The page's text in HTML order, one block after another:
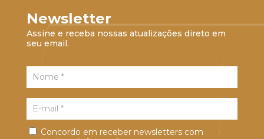
Newsletter
Assine e receba nossas atualizações direto em
seu email.
Concordo em receber newsletters com